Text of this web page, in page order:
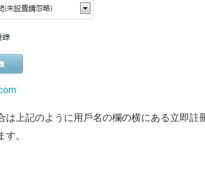
は上記のように用戶名の欄の横にある立即註
。